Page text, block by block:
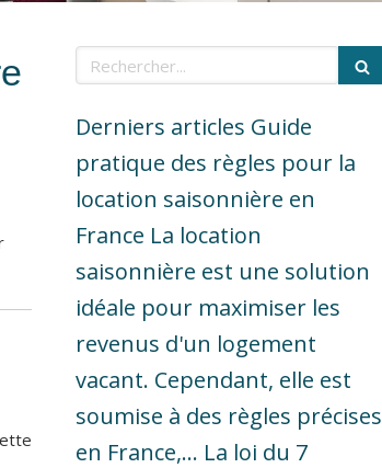
Rechercher
Derniers articles Guide
pratique des règles pour la
location saisonnière en
France La location
saisonnière est une solution
idéale pour maximiser les
revenus d'un logement
vacant. Cependant, elle est
soumise à des règles précises
en France,... La loi du 7